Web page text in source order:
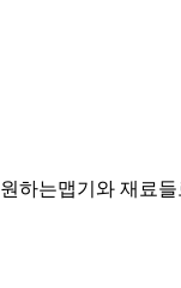
는맵기와 재료